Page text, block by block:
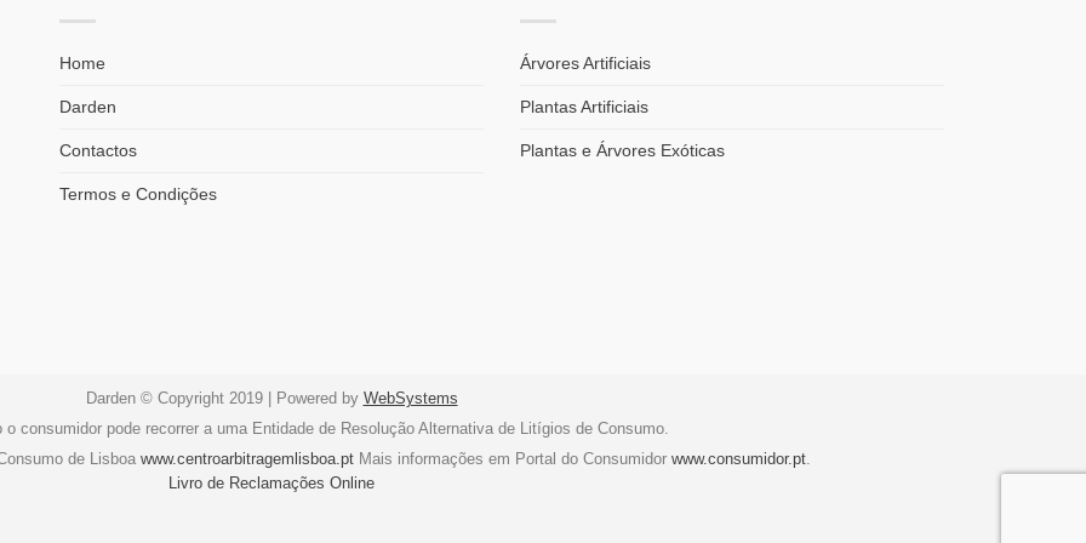
Home
Darden
Contactos
Termos e Condições
Árvores Artificiais
Plantas Artificiais
Plantas e Árvores Exóticas
Darden © Copyright 2019 | Powered by WebSystems
consumidor pode recorrer a uma Entidade de Resolução Alternativa de Litígios de Consumo.
de Lisboa www.centroarbitragemlisboa.ptMais informações em Portal do Consumidor www.consumidor.pt.
Livro de Reclamações Online